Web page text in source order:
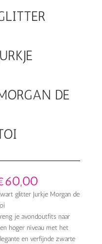
DE
60,00
glitter Jurkje Morgan de
je avondoutfits naar
hoger niveau met het
en verfijnde zwarte